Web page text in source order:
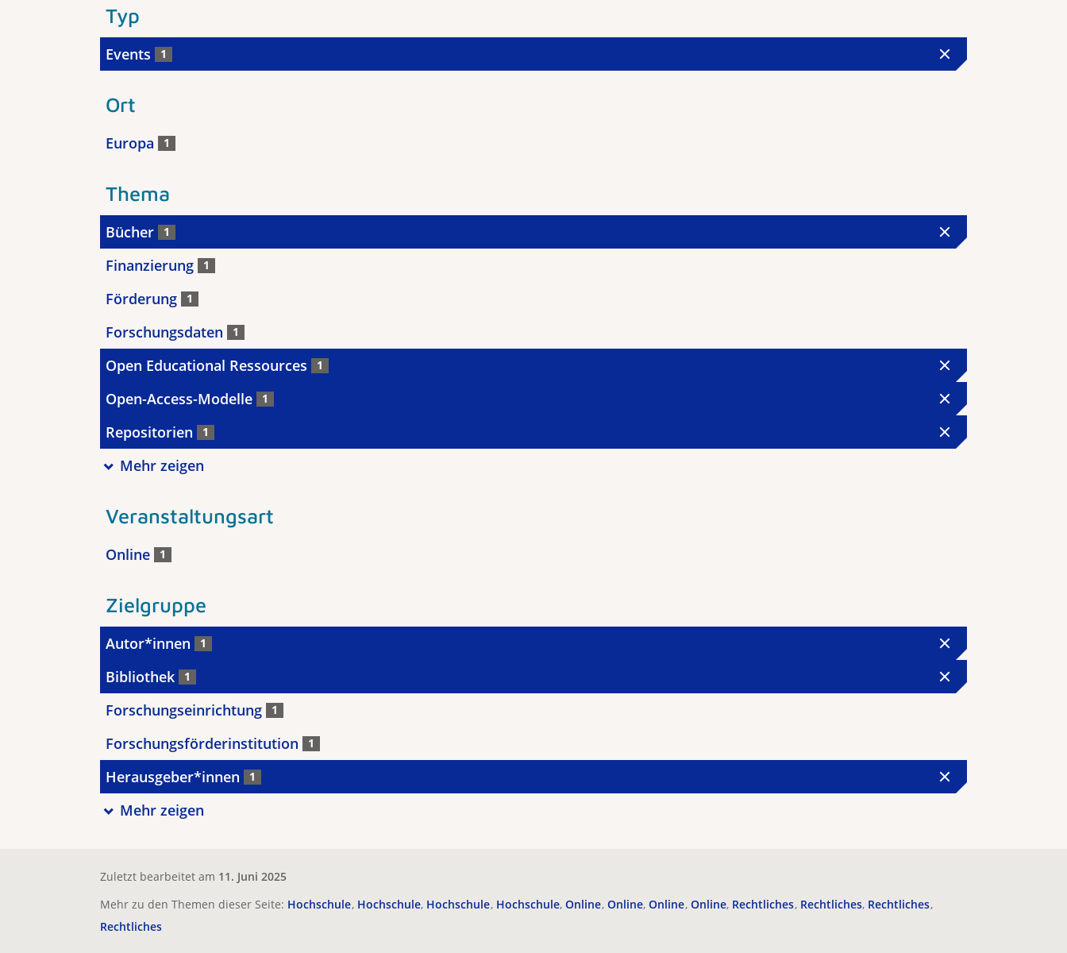
Typ
Events 1
Ort
Europa 1
Thema
Bücher 1
Finanzierung 1
Förderung 1
Forschungsdaten 1
Open Educational Ressources 1
Open-Access-Modelle 1
Repositorien 1
Mehr zeigen
Veranstaltungsart
Online 1
Zielgruppe
Autor*innen 1
Bibliothek 1
Forschungseinrichtung 1
Forschungsförderinstitution 1
Herausgeber*innen 1
Mehr zeigen
Zuletzt bearbeitet am 11. Juni 2025
Mehr zu den Themen dieser Seite: Hochschule Hochschule Hochschule Hochschule Online Online Online Online Rechtliches Rechtliches Rechtliches
Rechtliches